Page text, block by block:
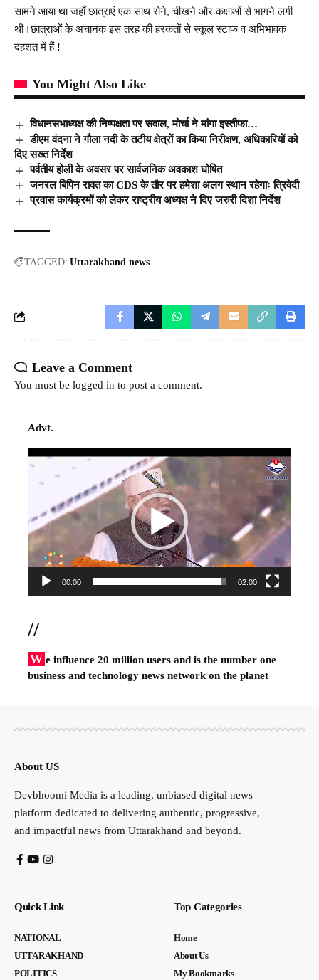
सामने आया था जहाँ छात्राएं एक साथ रोने, चीखने और कक्षाओं से भागने लगी
थी।छात्राओं के अचानक इस तरह की हरकतों से स्कूल स्टाफ व अभिभावक
दहशत में हैं !
You Might Also Like
विधानसभाध्यक्ष की निष्पक्षता पर सवाल, मोर्चा ने मांगा इस्तीफा…
डीएम वंदना ने गौला नदी के तटीय क्षेत्रों का किया निरीक्षण, अधिकारियों को
दिए सख्त निर्देश
पर्वतीय होली के अवसर पर सार्वजनिक अवकाश घोषित
जनरल बिपिन रावत का CDS के तौर पर हमेशा अलग स्थान रहेगाः त्रिवेदी
प्रवास कार्यक्रमों को लेकर राष्ट्रीय अध्यक्ष ने दिए जरुरी दिशा निर्देश
TAGGED: Uttarakhand news
Leave a Comment
You must be logged in to post a comment.
Advt.
Video
00:00 02:00
//
W e influence 20 million users and is the number one
business and technology news network on the planet
About US
Devbhoomi Media is a leading, unbiased digital news
platform dedicated to delivering authentic, progressive,
and impactful news from Uttarakhand and beyond.
Quick Link
NATIONAL
UTTARAKHAND
POLITICS
Top Categories
Home
About Us
My Bookmarks